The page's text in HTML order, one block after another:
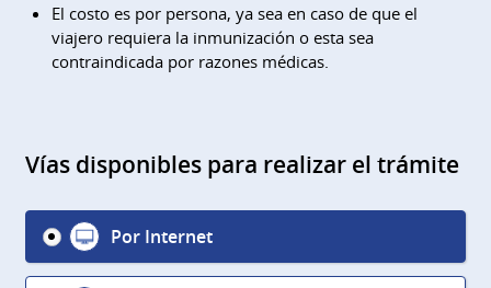
El costo es por persona, ya sea en caso de que el
viajero requiera la inmunización o esta sea
contraindicada por razones médicas.
Vías disponibles para realizar el trámite
Por Internet